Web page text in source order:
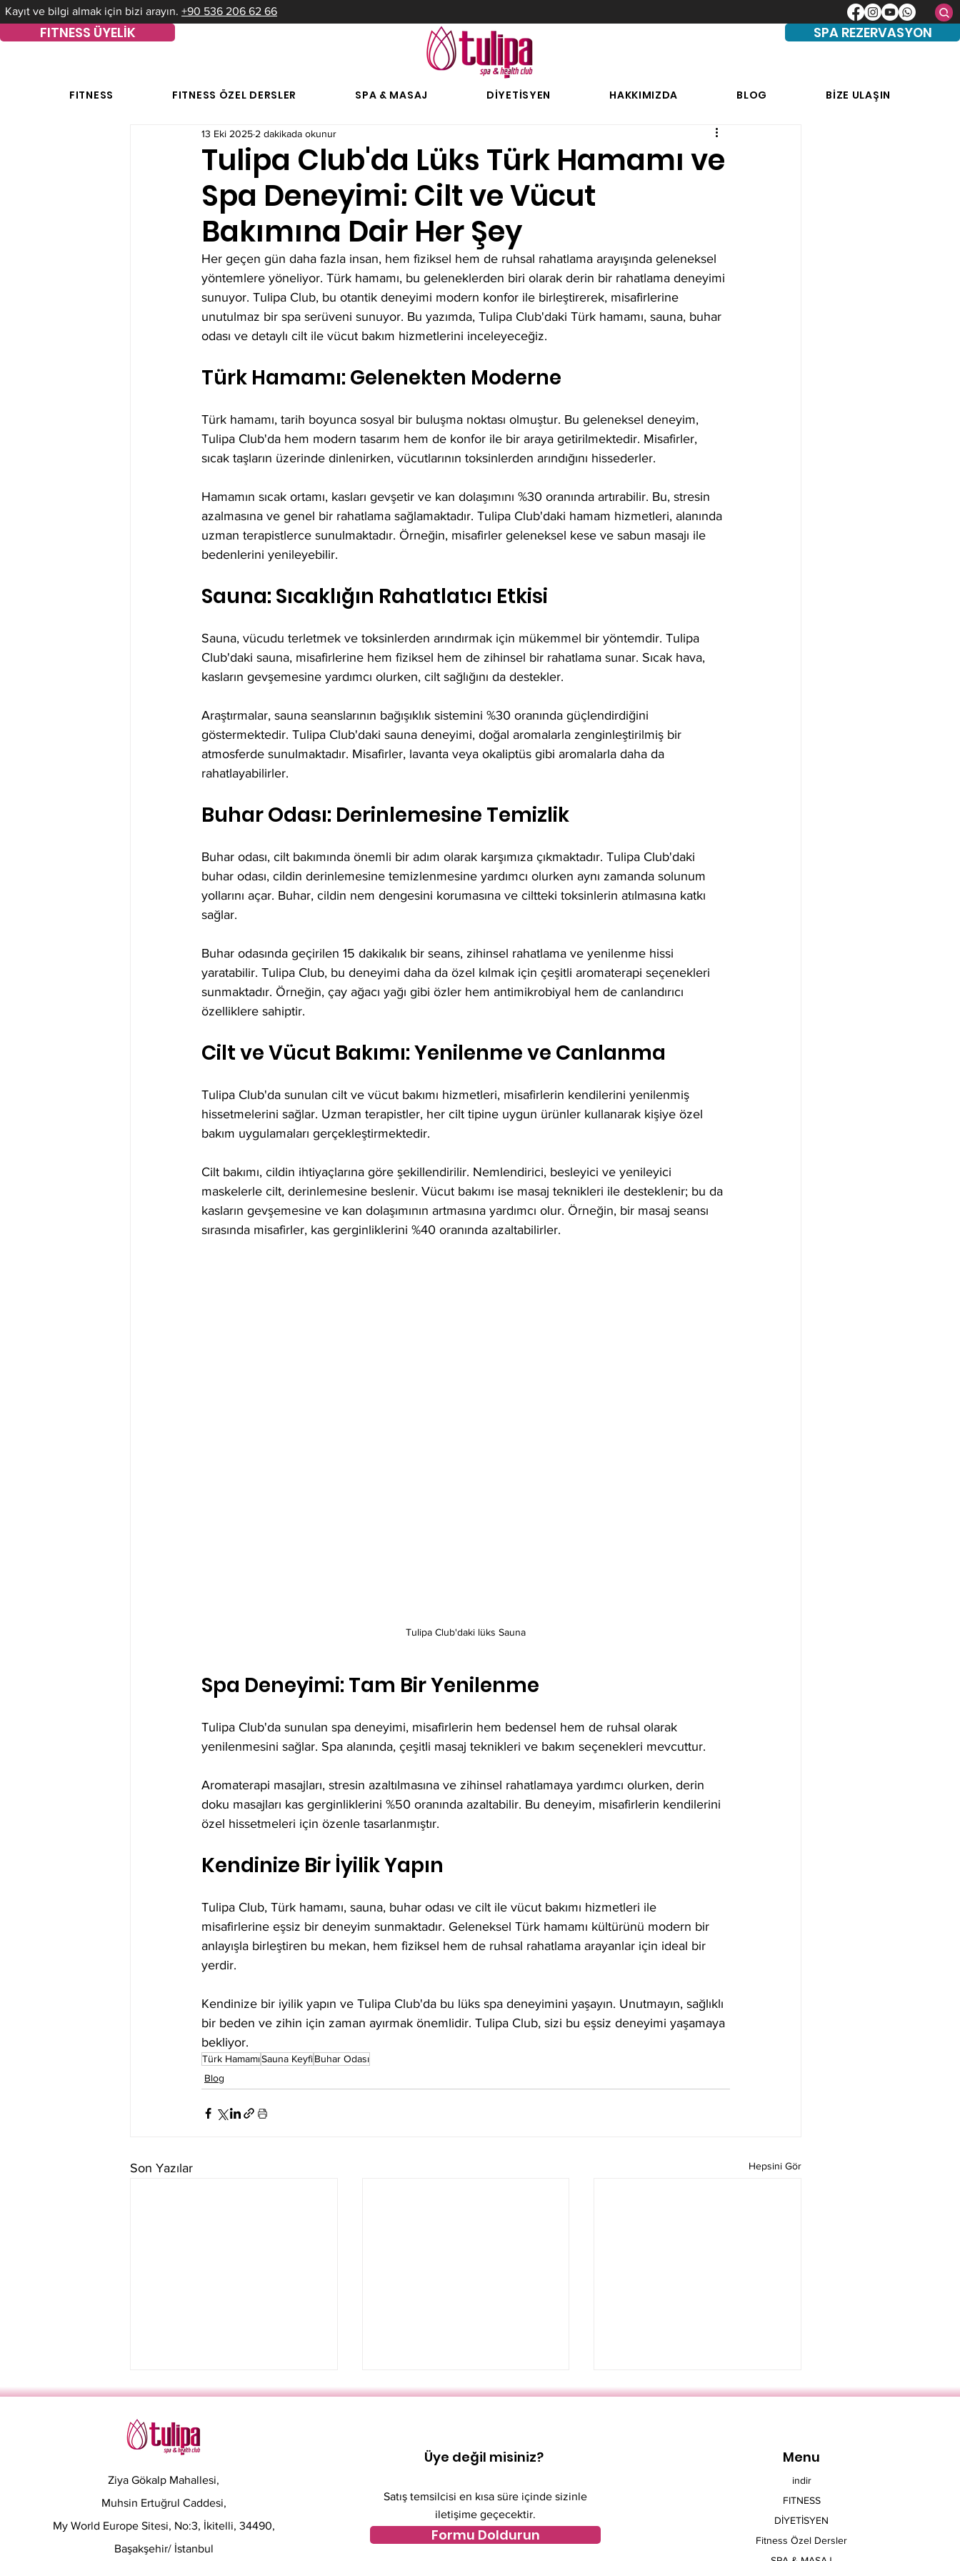
Kayıt ve bilgi almak için bizi arayın. +90 536 206 62 66
FITNESS ÜYELİK SPA REZERVASYON
FITNESS FITNESS ÖZEL DERSLER SPA & MASAJ DİYETİSYEN HAKKIMIZDA BLOG BİZE ULAŞIN
Tulipa Club'da Lüks Türk Hamamı ve
Spa Deneyimi: Cilt ve Vücut
Bakımına Dair Her Şey
13 Eki 2025 2 dakikada okunur
Her geçen gün daha fazla insan, hem fiziksel hem de ruhsal rahatlama arayışında geleneksel
yöntemlere yöneliyor. Türk hamamı, bu geleneklerden biri olarak derin bir rahatlama deneyimi
sunuyor. Tulipa Club, bu otantik deneyimi modern konfor ile birleştirerek, misafirlerine
unutulmaz bir spa serüveni sunuyor. Bu yazımda, Tulipa Club'daki Türk hamamı, sauna, buhar
odası ve detaylı cilt ile vücut bakım hizmetlerini inceleyeceğiz.
Türk Hamamı: Gelenekten Moderne
Türk hamamı, tarih boyunca sosyal bir buluşma noktası olmuştur. Bu geleneksel deneyim,
Tulipa Club'da hem modern tasarım hem de konfor ile bir araya getirilmektedir. Misafirler,
sıcak taşların üzerinde dinlenirken, vücutlarının toksinlerden arındığını hissederler.
Hamamın sıcak ortamı, kasları gevşetir ve kan dolaşımını %30 oranında artırabilir. Bu, stresin
azalmasına ve genel bir rahatlama sağlamaktadır. Tulipa Club'daki hamam hizmetleri, alanında
uzman terapistlerce sunulmaktadır. Örneğin, misafirler geleneksel kese ve sabun masajı ile
bedenlerini yenileyebilir.
Sauna: Sıcaklığın Rahatlatıcı Etkisi
Sauna, vücudu terletmek ve toksinlerden arındırmak için mükemmel bir yöntemdir. Tulipa
Club'daki sauna, misafirlerine hem fiziksel hem de zihinsel bir rahatlama sunar. Sıcak hava,
kasların gevşemesine yardımcı olurken, cilt sağlığını da destekler.
Araştırmalar, sauna seanslarının bağışıklık sistemini %30 oranında güçlendirdiğini
göstermektedir. Tulipa Club'daki sauna deneyimi, doğal aromalarla zenginleştirilmiş bir
atmosferde sunulmaktadır. Misafirler, lavanta veya okaliptüs gibi aromalarla daha da
rahatlayabilirler.
Buhar Odası: Derinlemesine Temizlik
Buhar odası, cilt bakımında önemli bir adım olarak karşımıza çıkmaktadır. Tulipa Club'daki
buhar odası, cildin derinlemesine temizlenmesine yardımcı olurken aynı zamanda solunum
yollarını açar. Buhar, cildin nem dengesini korumasına ve ciltteki toksinlerin atılmasına katkı
sağlar.
Buhar odasında geçirilen 15 dakikalık bir seans, zihinsel rahatlama ve yenilenme hissi
yaratabilir. Tulipa Club, bu deneyimi daha da özel kılmak için çeşitli aromaterapi seçenekleri
sunmaktadır. Örneğin, çay ağacı yağı gibi özler hem antimikrobiyal hem de canlandırıcı
özelliklere sahiptir.
Cilt ve Vücut Bakımı: Yenilenme ve Canlanma
Tulipa Club'da sunulan cilt ve vücut bakımı hizmetleri, misafirlerin kendilerini yenilenmiş
hissetmelerini sağlar. Uzman terapistler, her cilt tipine uygun ürünler kullanarak kişiye özel
bakım uygulamaları gerçekleştirmektedir.
Cilt bakımı, cildin ihtiyaçlarına göre şekillendirilir. Nemlendirici, besleyici ve yenileyici
maskelerle cilt, derinlemesine beslenir. Vücut bakımı ise masaj teknikleri ile desteklenir; bu da
kasların gevşemesine ve kan dolaşımının artmasına yardımcı olur. Örneğin, bir masaj seansı
sırasında misafirler, kas gerginliklerini %40 oranında azaltabilirler.
Tulipa Club'daki lüks Sauna
Spa Deneyimi: Tam Bir Yenilenme
Tulipa Club'da sunulan spa deneyimi, misafirlerin hem bedensel hem de ruhsal olarak
yenilenmesini sağlar. Spa alanında, çeşitli masaj teknikleri ve bakım seçenekleri mevcuttur.
Aromaterapi masajları, stresin azaltılmasına ve zihinsel rahatlamaya yardımcı olurken, derin
doku masajları kas gerginliklerini %50 oranında azaltabilir. Bu deneyim, misafirlerin kendilerini
özel hissetmeleri için özenle tasarlanmıştır.
Kendinize Bir İyilik Yapın
Tulipa Club, Türk hamamı, sauna, buhar odası ve cilt ile vücut bakımı hizmetleri ile
misafirlerine eşsiz bir deneyim sunmaktadır. Geleneksel Türk hamamı kültürünü modern bir
anlayışla birleştiren bu mekan, hem fiziksel hem de ruhsal rahatlama arayanlar için ideal bir
yerdir.
Kendinize bir iyilik yapın ve Tulipa Club'da bu lüks spa deneyimini yaşayın. Unutmayın, sağlıklı
bir beden ve zihin için zaman ayırmak önemlidir. Tulipa Club, sizi bu eşsiz deneyimi yaşamaya
bekliyor.
Türk HamamıSauna KeyfiBuhar Odası
Blog
Son Yazılar Hepsini Gör
Sevgililer Günü İçin
Aşkınıza Güç Katacak
Hediye Fikirleri
Türk Hamamı Gelenekleri
ve Sağlığa Faydaları
Ziya Gökalp Mahallesi,
Muhsin Ertuğrul Caddesi,
My World Europe Sitesi, No:3, İkitelli, 34490,
Başakşehir/ İstanbul
Üye değil misiniz?
Satış temsilcisi en kısa süre içinde sizinle
iletişime geçecektir.
Formu Doldurun
Menu
indir
FITNESS
DİYETİSYEN
Fitness Özel Dersler